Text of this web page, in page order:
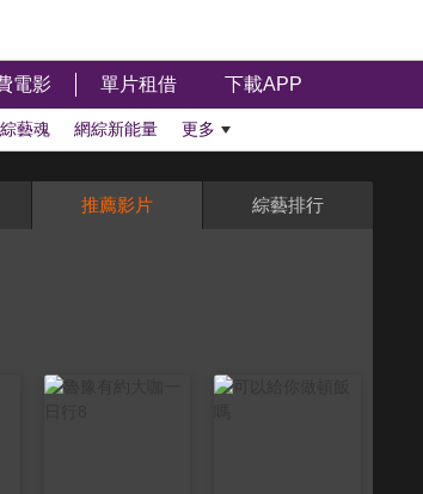
電影 單片租借 下載APP
藝魂 網綜新能量 更多
推薦影片 綜藝排行